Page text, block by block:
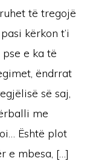
të tregojë
kërkon t’i
e ka të
ëndrrat
së saj,
me
Është plot
e mbesa, […]